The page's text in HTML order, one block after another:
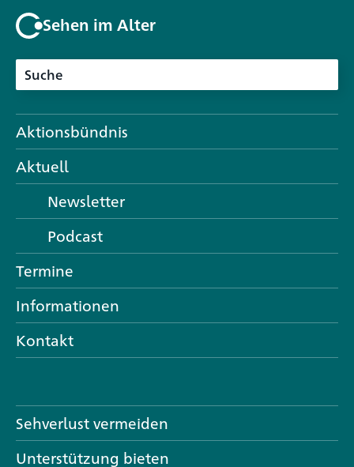
Sehen im Alter
Aktionsbündnis
Aktuell
Newsletter
Podcast
Termine
Informationen
Kontakt
Sehverlust vermeiden
Unterstützung bieten